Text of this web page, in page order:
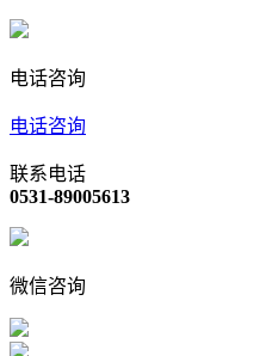
电话咨询
电话咨询
联系电话
0531-89005613
微信咨询